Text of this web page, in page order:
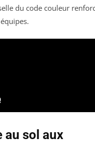
du code couleur
au sol aux